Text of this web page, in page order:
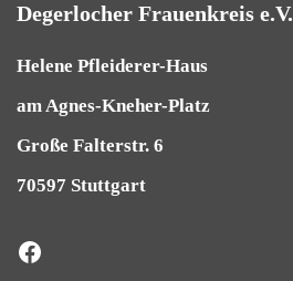
Degerlocher Frauenkreis e.V.
Helene Pfleiderer-Haus
am Agnes-Kneher-Platz
Große Falterstr. 6
70597 Stuttgart